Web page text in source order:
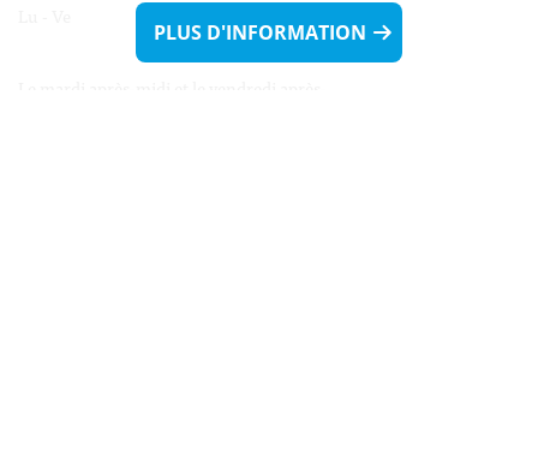
Lu - Ve 08h00 - 11h30
13h30 - 16h00
PLUS D'INFORMATION